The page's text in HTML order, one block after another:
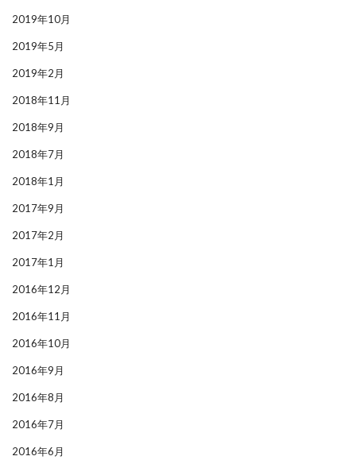
2019年10月
2019年5月
2019年2月
2018年11月
2018年9月
2018年7月
2018年1月
2017年9月
2017年2月
2017年1月
2016年12月
2016年11月
2016年10月
2016年9月
2016年8月
2016年7月
2016年6月